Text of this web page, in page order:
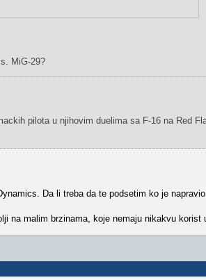
MiG-29?
pilota u njihovim duelima sa F-16 na Red
Da li treba da te podsetim ko je
na malim brzinama, koje nemaju nikakvu korist